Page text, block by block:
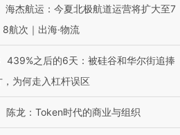
海杰航运：今夏北极航道运营将扩大至7
航次｜出海·物流
439%之后的6天：被硅谷和华尔街追捧
，为何走入杠杆误区
陈龙：Token时代的商业与组织